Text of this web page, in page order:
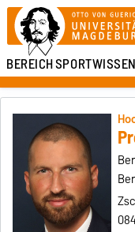
BEREICH
084